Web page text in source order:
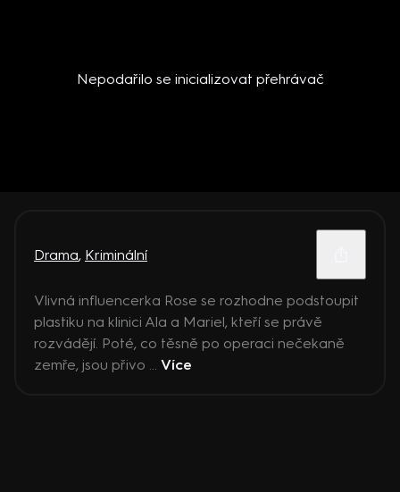
Nepodařilo se inicializovat přehrávač
Drama, Kriminální
Vlivná influencerka Rose se rozhodne podstoupit
plastiku na klinici Ala a Mariel, kteří se právě
rozvádějí. Poté, co těsně po operaci nečekaně
zemře, jsou přivo ... Více